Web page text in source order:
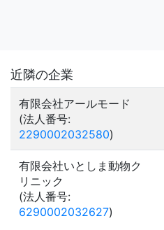
近隣の企業
有限会社アールモード
(法人番号:
2290002032580)
有限会社いとしま動物ク
リニック
(法人番号:
6290002032627)